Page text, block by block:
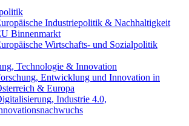
Industriepolitik & Nachhaltigkeit
Binnenmarkt
Wirtschafts- und Sozialpolitik
Technologie & Innovation
Entwicklung und Innovation in
& Europa
Industrie 4.0,